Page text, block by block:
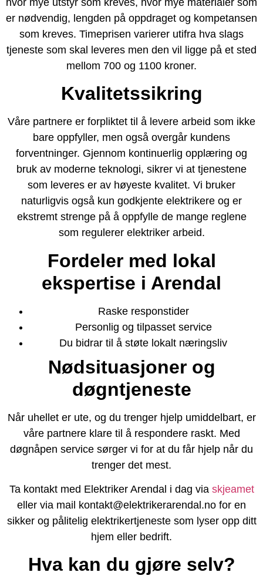
er nødvendig, lengden på oppdraget og kompetansen
som kreves. Timeprisen varierer utifra hva slags
tjeneste som skal leveres men den vil ligge på et sted
mellom 700 og 1100 kroner.
Kvalitetssikring
Våre partnere er forpliktet til å levere arbeid som ikke
bare oppfyller, men også overgår kundens
forventninger. Gjennom kontinuerlig opplæring og
bruk av moderne teknologi, sikrer vi at tjenestene
som leveres er av høyeste kvalitet. Vi bruker
naturligvis også kun godkjente elektrikere og er
ekstremt strenge på å oppfylle de mange reglene
som regulerer elektriker arbeid.
Fordeler med lokal
ekspertise i Arendal
Raske responstider
Personlig og tilpasset service
Du bidrar til å støte lokalt næringsliv
Nødsituasjoner og
døgntjeneste
Når uhellet er ute, og du trenger hjelp umiddelbart, er
våre partnere klare til å respondere raskt. Med
døgnåpen service sørger vi for at du får hjelp når du
trenger det mest.
Ta kontakt med Elektriker Arendal i dag via skjeamet
eller via mail kontakt@elektrikerarendal.no for en
sikker og pålitelig elektrikertjeneste som lyser opp ditt
hjem eller bedrift.
Hva kan du gjøre selv?